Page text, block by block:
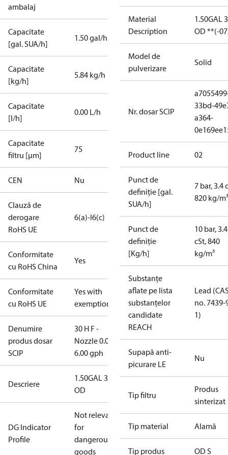
ambalaj
Capacitate
[gal. SUA/h]
1.50 gal/h
Capacitate
[kg/h]
5.84 kg/h
Capacitate
[l/h]
0.00 L/h
Capacitate
filtru [µm]
75
CEN Nu
Clauză de
derogare
RoHS UE
6(a)-I6(c)
Conformitate
cu RoHS China
Yes
Conformitate
cu RoHS UE
Yes with
exemptions
Denumire
produs dosar
SCIP
30 H F -
Nozzle 0.00-
6.00 gph
Descriere
1.50GAL 30S
OD
DG Indicator
Profile
Not relevant
for
dangerous
goods
Material
Description
1.50GAL
OD **(-
Model de
pulverizare
Solid
Nr. dosar SCIP
33bd-
a364-
Product line 02
Punct de
definiție [gal.
SUA/h]
7 bar, 3.4
820 kg/m³
Punct de
definiție
[Kg/h]
10 bar, 3.4
cSt, 840
kg/m³
Substanțe
aflate pe lista
substanțelor
candidate
REACH
Lead
no. 7439-
1)
Supapă anti-
picurare LE
Nu
Tip filtru
Produs
sinterizat
Tip material Alamă
Tip produs OD S